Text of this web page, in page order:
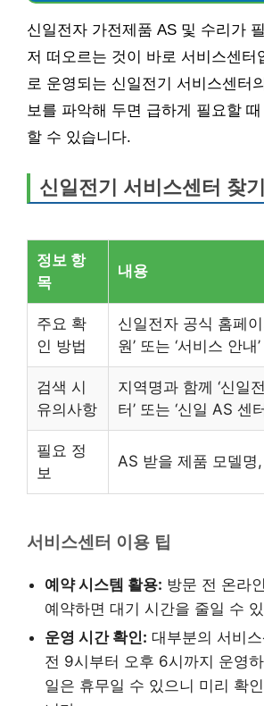
신일전자 가전제품 AS 및 수리가
저 떠오르는 것이 바로 서비스센터
로 운영되는 신일전기 서비스센터
보를 파악해 두면 급하게 필요할
할 수 있습니다.
신일전기 서비스센터 찾기
정보 항
목
내용
주요 확
인 방법
신일전자 공식 홈페이
원’ 또는 ‘서비스 안내
검색 시
유의사항
지역명과 함께 ‘신일
터’ 또는 ‘신일 AS 센
필요 정
보
AS 받을 제품 모델명
서비스센터 이용 팁
예약 시스템 활용: 방문 전 온라
예약하면 대기 시간을 줄일 수
운영 시간 확인: 대부분의 서비
전 9시부터 오후 6시까지 운영
일은 휴무일 수 있으니 미리 확